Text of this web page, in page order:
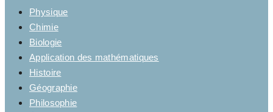
Physique
Chimie
Biologie
Application des mathématiques
Histoire
Géographie
Philosophie